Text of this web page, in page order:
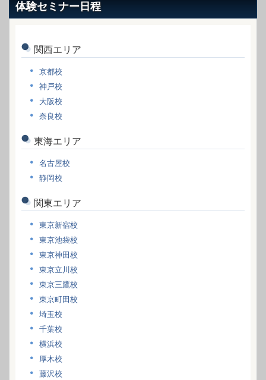
体験セミナー日程
関西エリア
京都校
神戸校
大阪校
奈良校
東海エリア
名古屋校
静岡校
関東エリア
東京新宿校
東京池袋校
東京神田校
東京立川校
東京三鷹校
東京町田校
埼玉校
千葉校
横浜校
厚木校
藤沢校